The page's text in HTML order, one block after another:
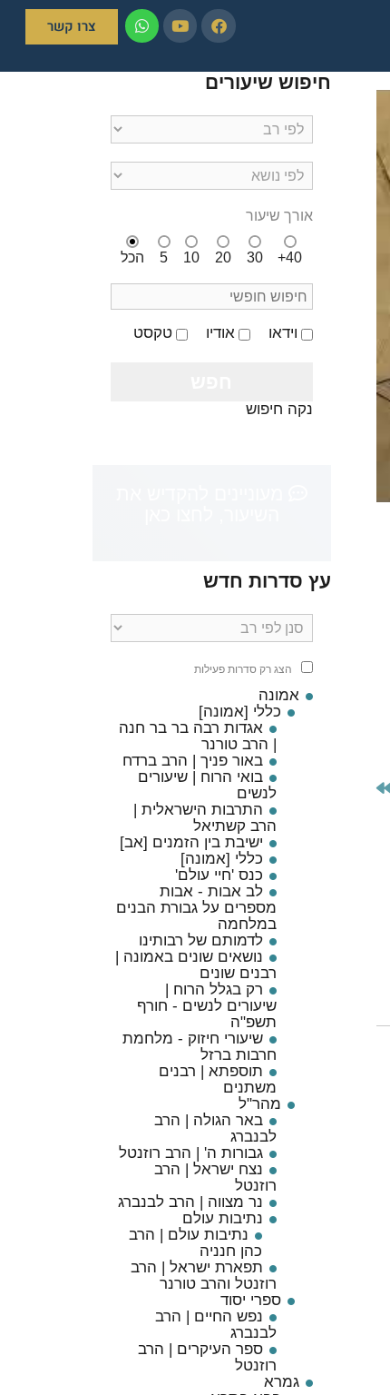
צרו קשר
חיפוש שיעורים
אורך שיעור
הכל 5 10 20 30 40+
וידאו אודיו טקסט
נקה חיפוש
עץ סדרות חדש
הצג רק סדרות פעילות
אמונה
כללי [אמונה]
אגדות רבה בר בר חנה
| הרב טורנר
באור פניך | הרב ברדח
בואי הרוח | שיעורים
לנשים
התרבות הישראלית |
הרב קשתיאל
ישיבת בין הזמנים [אב]
כללי [אמונה]
כנס 'חיי עולם'
לב אבות - אבות
מספרים על גבורת הבנים
במלחמה
לדמותם של רבותינו
נושאים שונים באמונה |
רבנים שונים
רק בגלל הרוח |
שיעורים לנשים - חורף
תשפ"ה
שיעורי חיזוק - מלחמת
חרבות ברזל
תוספתא | רבנים
משתנים
מהר"ל
באר הגולה | הרב
לבנברג
גבורות ה' | הרב רוזנטל
נצח ישראל | הרב
רוזנטל
נר מצווה | הרב לבנברג
נתיבות עולם
נתיבות עולם | הרב
כהן חנניה
תפארת ישראל | הרב
רוזנטל והרב טורנר
ספרי יסוד
נפש החיים | הרב
לבנברג
ספר העיקרים | הרב
רוזנטל
גמרא